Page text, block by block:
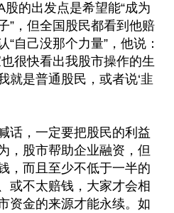
的出发点是希望能“成为
”，但全国股民都看到他赔
自己没那个力量”，他说：
很快看出我股市操作的生
就是普通股民，或者说‘韭
话，一定要把股民的利益
，股市帮助企业融资，但
，而且至少不低于一半的
或不太赔钱，大家才会相
资金的来源才能永续。如